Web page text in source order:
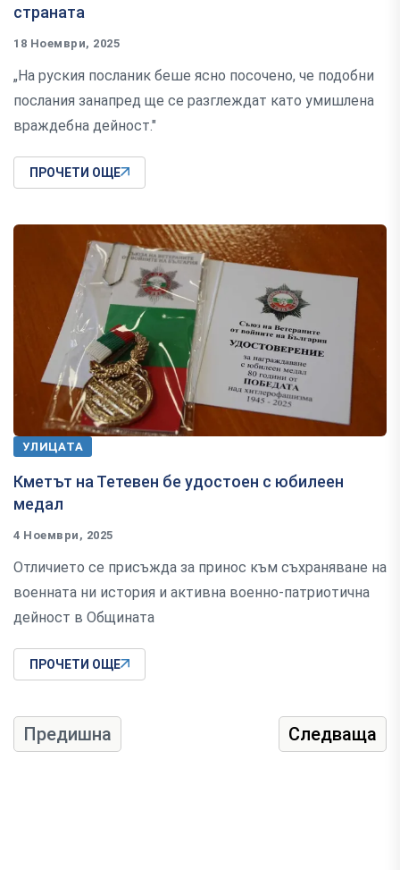
страната
18 Ноември, 2025
„На руския посланик беше ясно посочено, че подобни
послания занапред ще се разглеждат като умишлена
враждебна дейност."
ПРОЧЕТИ ОЩЕ
УЛИЦАТА
Кметът на Тетевен бе удостоен с юбилеен
медал
4 Ноември, 2025
Отличието се присъжда за принос към съхраняване на
военната ни история и активна военно-патриотична
дейност в Общината
ПРОЧЕТИ ОЩЕ
Предишна Следваща